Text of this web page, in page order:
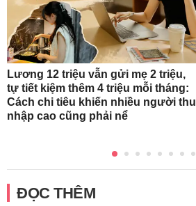
Lương 12 triệu vẫn gửi mẹ 2 triệu,
tự tiết kiệm thêm 4 triệu mỗi tháng:
Cách chi tiêu khiến nhiều người thu
nhập cao cũng phải nể
ĐỌC THÊM